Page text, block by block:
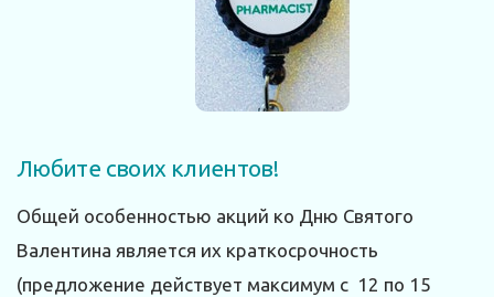
Любите своих клиентов!
Общей особенностью акций ко Дню Святого
Валентина является их краткосрочность
(предложение действует максимум с 12 по 15